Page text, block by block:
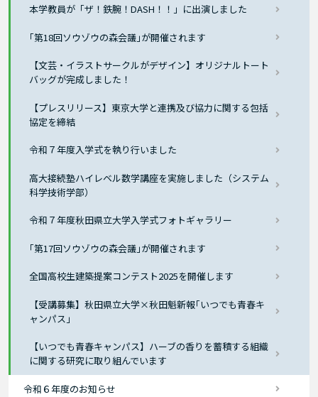
本学教員が「ザ！鉄腕！DASH！！」に出演しました
｢第18回ソウゾウの森会議｣が開催されます
【文芸・イラストサークルがデザイン】オリジナルトート
バッグが完成しました！
【プレスリリース】東京大学と連携及び協力に関する包括
協定を締結
令和７年度入学式を執り行いました
高大接続塾ハイレベル数学講座を実施しました（システム
科学技術学部）
令和７年度秋田県立大学入学式フォトギャラリー
｢第17回ソウゾウの森会議｣が開催されます
全国高校生建築提案コンテスト2025を開催します
【受講募集】秋田県立大学×秋田魁新報｢いつでも青春キ
ャンパス｣
【いつでも青春キャンパス】ハーブの香りを蓄積する組織
に関する研究に取り組んでいます
令和６年度のお知らせ